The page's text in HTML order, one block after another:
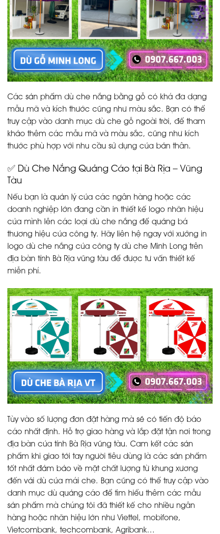
Các sản phẩm dù che nắng bằng gỗ có khá đa dạng
mẫu mã và kích thước cũng như màu sắc. Bạn có thể
truy cập vào danh mục dù che gỗ ngoài trời, để tham
khảo thêm các mẫu mã và màu sắc, cũng như kích
thước phù hợp với nhu cầu sử dụng của bản thân.
✅ Dù Che Nắng Quảng Cáo tại Bà Rịa – Vũng
Tàu
Nếu bạn là quản lý của các ngân hàng hoặc các
doanh nghiệp lớn đang cần in thiết kế logo nhãn hiệu
của mình lên các loại dù che nắng để quảng bá
thương hiệu của công ty. Hãy liên hệ ngay với xưởng in
logo dù che nắng của công ty dù che Minh Long trên
địa bàn tỉnh Bà Rịa vũng tàu để được tư vấn thiết kế
miễn phí.
Tùy vào số lượng đơn đặt hàng mà sẽ có tiến độ báo
cáo nhất định. Hỗ trợ giao hàng và lắp đặt tận nơi trong
địa bàn của tỉnh Bà Rịa vũng tàu. Cam kết các sản
phẩm khi giao tới tay người tiêu dùng là các sản phẩm
tốt nhất đảm bảo về mặt chất lượng từ khung xương
đến vải dù của mái che. Bạn cũng có thể truy cập vào
danh mục dù quảng cáo để tìm hiểu thêm các mẫu
sản phẩm mà chúng tôi đã thiết kế cho nhiều ngân
hàng hoặc nhãn hiệu lớn như Viettel, mobifone,
Vietcombank, techcombank, Agribank…